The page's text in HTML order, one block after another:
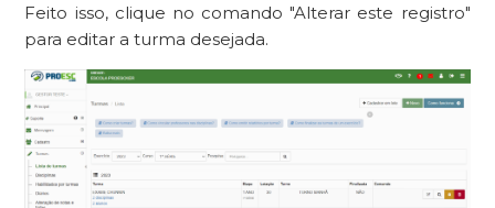
Feito isso, clique no comando "Alterar este registro"
para editar a turma desejada.